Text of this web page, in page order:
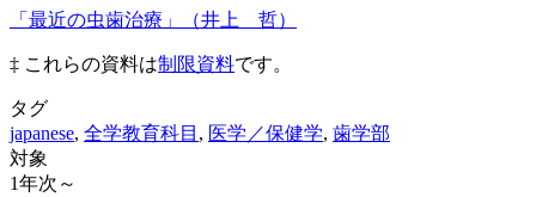
「最近の虫歯治療」（井上 哲）
‡ これらの資料は制限資料です。
タグ
japanese, 全学教育科目 , 医学／保健学, 歯学部
対象
1年次～